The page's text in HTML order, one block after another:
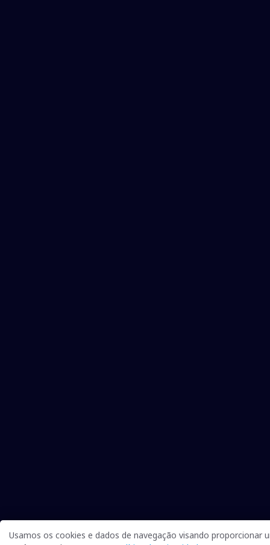
Usamos os cookies e dados de navegação visando